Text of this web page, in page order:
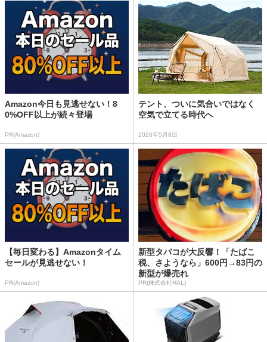
Amazon今日も見逃せない！8
0%OFF以上が続々登場
PR(Amazon)
テント、ついに気合いではなく
空気で立てる時代へ
2026年5月8日
【毎日変わる】Amazonタイム
セールが見逃せない！
PR(Amazon)
新型タバコが大反響！「たばこ
税、さようなら」600円→83円の
新型が爆売れ
PR(株式会社HAL)